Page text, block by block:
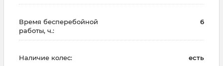
Время бесперебойной
работы, ч.:
6
Наличие колес: есть